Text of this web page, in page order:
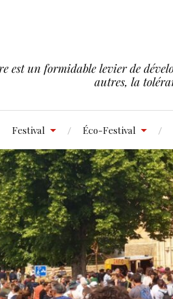
est un formidable levier de
autres, la
Festival Éco-Festival